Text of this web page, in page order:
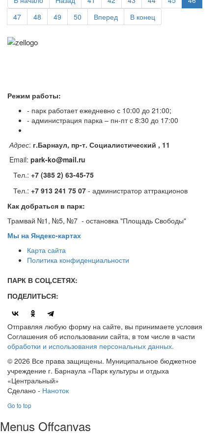
47
48 49 50 Вперед В конец
Режим работы:
- парк работает ежедневно с 10:00 до 21:00;
- администрация парка – пн-пт с 8:30 до 17:00
Адрес: г.Барнаул, пр-т. Социалистический , 11
Email: park-ko@mail.ru
Тел.: +7 (385 2) 63-45-75
Тел.: +7 913 241 75 07 - администратор аттракционов
Как добраться в парк:
Трамвай №1, №5, №7 - остановка "Площадь Свободы"
Мы на Яндекс-картах
Карта сайта
Политика конфиденциальности
ПАРК В СОЦ,СЕТЯХ:
ПОДЕЛИТЬСЯ:
Отправляя любую форму на сайте, вы принимаете условия
Соглашения об использовании сайта, в том числе в части
обработки и использования персональных данных.
© 2026 Все права защищены. Муниципальное бюджетное
учреждение г. Барнаула «Парк культуры и отдыха
«Центральный»
Сделано - Наноток
Go to top
Menus Offcanvas